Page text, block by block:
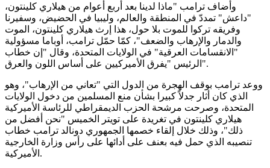
وأضاف ترامب "ماذا لدينا بعد أربع أعوام من هيلاري كلينتون،
"داعش" تمددّ في المنطقة والعالم، وليبيا في الحضيض، وسفيرنا
وفريقه تركوا للموت بلا حول، هذا إرث هيلاري كلينتون، الموت
والدمار والإرهاب والضعف"، كمّا حمّل ترامب، أوباما مسؤولية
"الانقسامات العرقية" في الولايات المتحدة، وقال "إن خطاب
الرئيس "يفرق الأميركيين على أساس اللون والعرق".
ووعد ترامب بوقف الهجرة من الدول التي "تعاني من الإرهاب"، وهو
الذي كان أثار جدلاً كبيرا بشأن منع المسلمين من دخول الولايات
المتحدة، وصرحت مرشحة الحزب الديمقراطي للرئاسة الأميركية
هيلاري كلينتون في تغريدة على تويتر الخميس "نحن أفضل من
ذلك"، وذلك خلال إلقاء خصمها الجمهوري دونالد ترامب خطاب
تنصيبه الذي حمل فيه بعنف على أدائها على رأس وزارة الخارجية
الأميركية.